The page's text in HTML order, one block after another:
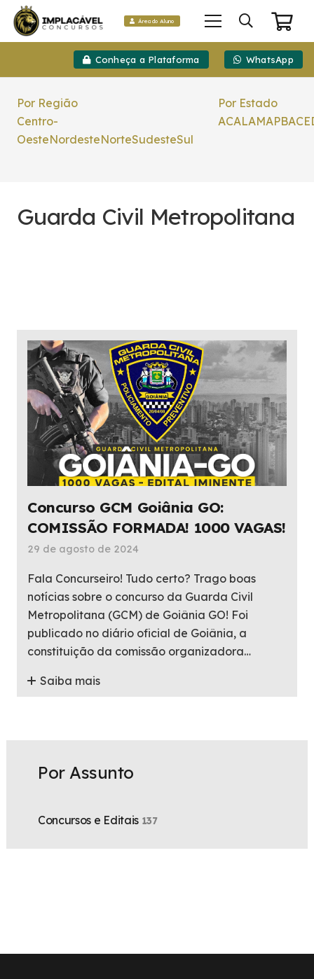
Área do Aluno
Conheça a Plataforma WhatsApp
Por Região
Centro-
OesteNordesteNorteSudesteSul
Por Estado
ACALAMAPBACE
Guarda Civil Metropolitana
Concurso GCM Goiânia GO:
COMISSÃO FORMADA! 1000 VAGAS!
29 de agosto de 2024
Fala Concurseiro! Tudo certo? Trago boas
notícias sobre o concurso da Guarda Civil
Metropolitana (GCM) de Goiânia GO! Foi
publicado no diário oficial de Goiânia, a
constituição da comissão organizadora…
Saiba mais
Por Assunto
Concursos e Editais 137